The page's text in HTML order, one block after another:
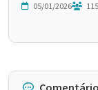
05/01/2026